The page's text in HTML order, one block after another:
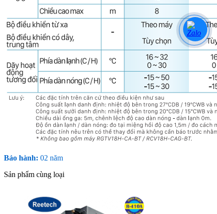
Bảo hành: 02 năm
Sản phẩm cùng loại